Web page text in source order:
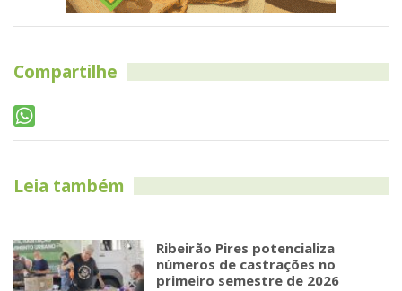
Compartilhe
Leia também
Ribeirão Pires potencializa
números de castrações no
primeiro semestre de 2026